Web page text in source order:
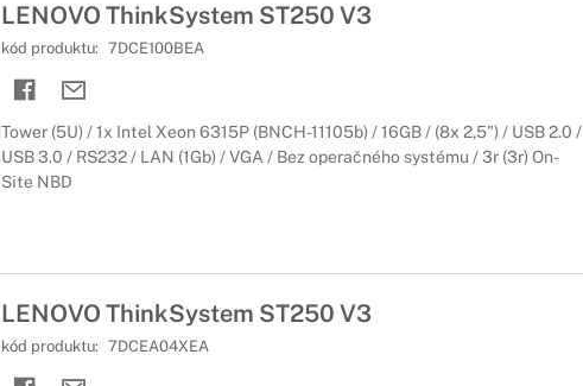
LENOVO ThinkSystem ST250 V3
kód produktu: 7DCE100BEA
Tower (5U) / 1x Intel Xeon 6315P (BNCH-11105b) / 16GB / (8x 2,5") / USB 2.0 /
USB 3.0 / RS232 / LAN (1Gb) / VGA / Bez operačného systému / 3r (3r) On-
Site NBD
LENOVO ThinkSystem ST250 V3
kód produktu: 7DCEA04XEA